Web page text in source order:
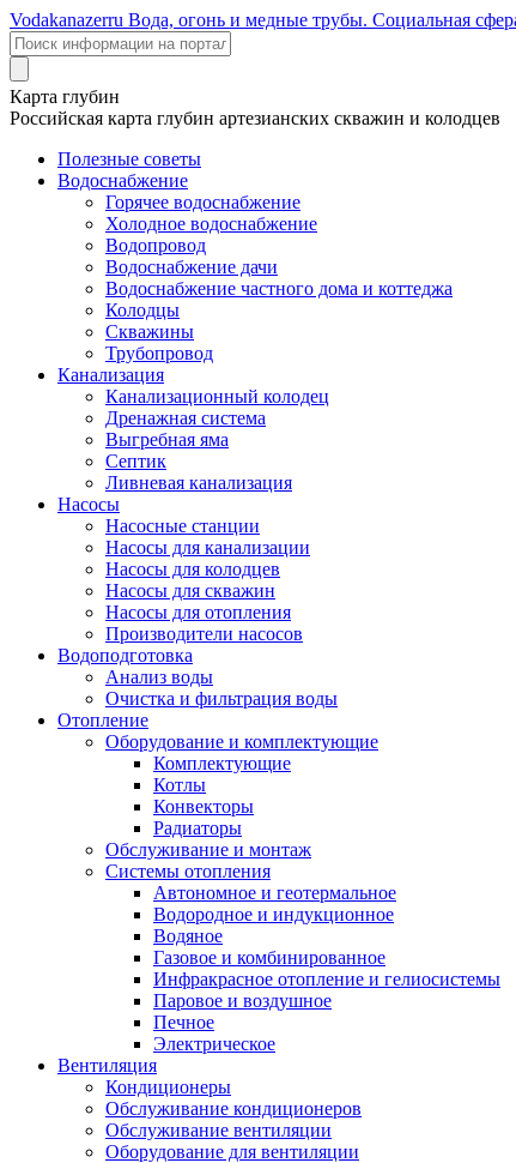
Vodakanazerru Вода, огонь и медные трубы. Социальная
Карта глубин
Российская карта глубин артезианских скважин и колодцев
Полезные советы
Водоснабжение
Горячее водоснабжение
Холодное водоснабжение
Водопровод
Водоснабжение дачи
Водоснабжение частного дома и коттеджа
Колодцы
Скважины
Трубопровод
Канализация
Канализационный колодец
Дренажная система
Выгребная яма
Септик
Ливневая канализация
Насосы
Насосные станции
Насосы для канализации
Насосы для колодцев
Насосы для скважин
Насосы для отопления
Производители насосов
Водоподготовка
Анализ воды
Очистка и фильтрация воды
Отопление
Оборудование и комплектующие
Комплектующие
Котлы
Конвекторы
Радиаторы
Обслуживание и монтаж
Системы отопления
Автономное и геотермальное
Водородное и индукционное
Водяное
Газовое и комбинированное
Инфракрасное отопление и гелиосистемы
Паровое и воздушное
Печное
Электрическое
Вентиляция
Кондиционеры
Обслуживание кондиционеров
Обслуживание вентиляции
Оборудование для вентиляции